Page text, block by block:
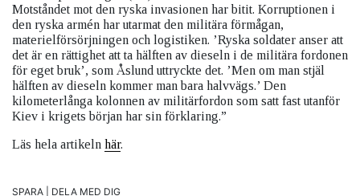
Motståndet mot den ryska invasionen har bitit. Korruptionen i
den ryska armén har utarmat den militära förmågan,
materielförsörjningen och logistiken. ’Ryska soldater anser att
det är en rättighet att ta hälften av dieseln i de militära fordonen
för eget bruk’, som Åslund uttryckte det. ’Men om man stjäl
hälften av dieseln kommer man bara halvvägs.’ Den
kilometerlånga kolonnen av militärfordon som satt fast utanför
Kiev i krigets början har sin förklaring.”
Läs hela artikeln här.
SPARA | DELA MED DIG